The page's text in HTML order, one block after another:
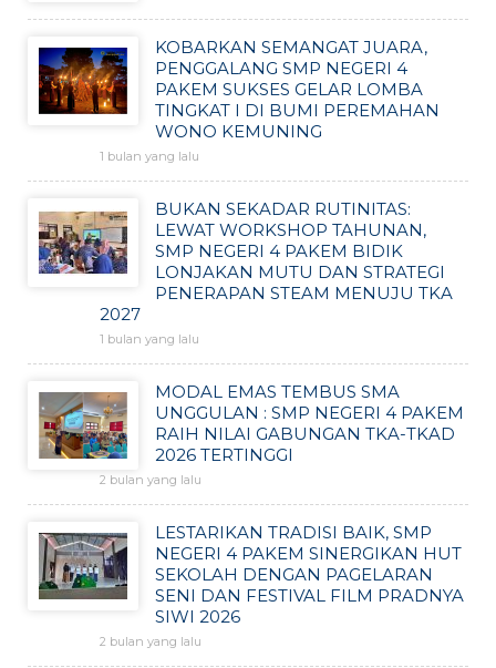
KOBARKAN SEMANGAT JUARA,
PENGGALANG SMP NEGERI 4
PAKEM SUKSES GELAR LOMBA
TINGKAT I DI BUMI PEREMAHAN
WONO KEMUNING
1 bulan yang lalu
BUKAN SEKADAR RUTINITAS:
LEWAT WORKSHOP TAHUNAN,
SMP NEGERI 4 PAKEM BIDIK
LONJAKAN MUTU DAN STRATEGI
PENERAPAN STEAM MENUJU TKA
2027
1 bulan yang lalu
MODAL EMAS TEMBUS SMA
UNGGULAN : SMP NEGERI 4 PAKEM
RAIH NILAI GABUNGAN TKA-TKAD
2026 TERTINGGI
2 bulan yang lalu
LESTARIKAN TRADISI BAIK, SMP
NEGERI 4 PAKEM SINERGIKAN HUT
SEKOLAH DENGAN PAGELARAN
SENI DAN FESTIVAL FILM PRADNYA
SIWI 2026
2 bulan yang lalu